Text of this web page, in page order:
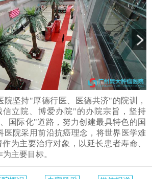
院坚持"厚德行医、医德共济"的院训，
信立院、博爱办院"的办院宗旨，坚持
国际化"道路，努力创建最具特色的国
医院采用前沿抗癌理念，将世界医学难
为主要治疗对象，以延长患者寿命、
主要目标。